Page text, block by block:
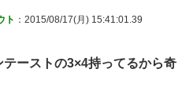
ト ：2015/08/17(月) 15:41:01.39
ーストの3×4持ってるから奇